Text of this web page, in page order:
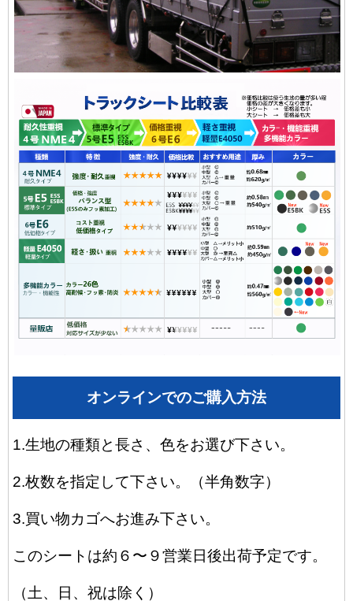
オンラインでのご購入方法
1.生地の種類と長さ、色をお選び下さい。
2.枚数を指定して下さい。（半角数字）
3.買い物カゴへお進み下さい。
このシートは約６〜９営業日後出荷予定です。
（土、日、祝は除く）